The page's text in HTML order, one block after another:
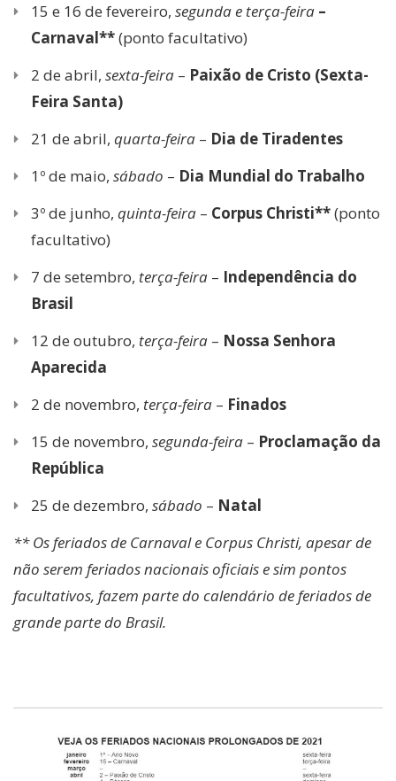
15 e 16 de fevereiro, segunda e terça-feira –
Carnaval**(ponto facultativo)
2 de abril, sexta-feira – Paixão de Cristo (Sexta-
Feira Santa)
21 de abril, quarta-feira – Dia de Tiradentes
1º de maio, sábado – Dia Mundial do Trabalho
3º de junho, quinta-feira – Corpus Christi**(ponto
facultativo)
7 de setembro, terça-feira – Independência do
Brasil
12 de outubro, terça-feira – Nossa Senhora
Aparecida
2 de novembro, terça-feira – Finados
15 de novembro, segunda-feira – Proclamação da
República
25 de dezembro, sábado – Natal
** Os feriados de Carnaval e Corpus Christi, apesar de
não serem feriados nacionais oficiais e sim pontos
facultativos, fazem parte do calendário de feriados de
grande parte do Brasil.